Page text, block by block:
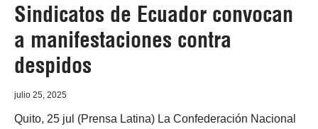
Sindicatos de Ecuador convocan
a manifestaciones contra
despidos
julio 25, 2025
Quito, 25 jul (Prensa Latina) La Confederación Nacional